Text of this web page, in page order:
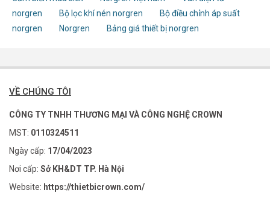
norgren
Bộ lọc khí nén norgren
Bộ điều chỉnh áp suất
norgren
Norgren Bảng giá thiết bị norgren
VỀ CHÚNG TÔI
CÔNG TY TNHH THƯƠNG MẠI VÀ CÔNG NGHỆ CROWN
MST: 0110324511
Ngày cấp: 17/04/2023
Nơi cấp: Sở KH&DT TP. Hà Nội
Website: https://thietbicrown.com/